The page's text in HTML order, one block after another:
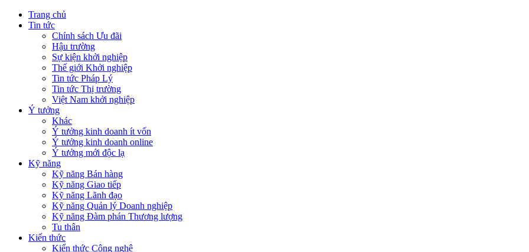
Trang chủ
Tin tức
Chính sách Ưu đãi
Hậu trường
Sự kiện khởi nghiệp
Thế giới Khởi nghiệp
Tin tức Pháp Lý
Tin tức Thị trường
Việt Nam khởi nghiệp
Ý tưởng
Khác
Ý tưởng kinh doanh ít vốn
Ý tưởng kinh doanh online
Ý tưởng mới độc lạ
Kỹ năng
Kỹ năng Bán hàng
Kỹ năng Giao tiếp
Kỹ năng Lãnh đạo
Kỹ năng Quản lý Doanh nghiệp
Kỹ năng Đàm phán Thương lượng
Tu thân
Kiến thức
Kiến thức Công nghệ